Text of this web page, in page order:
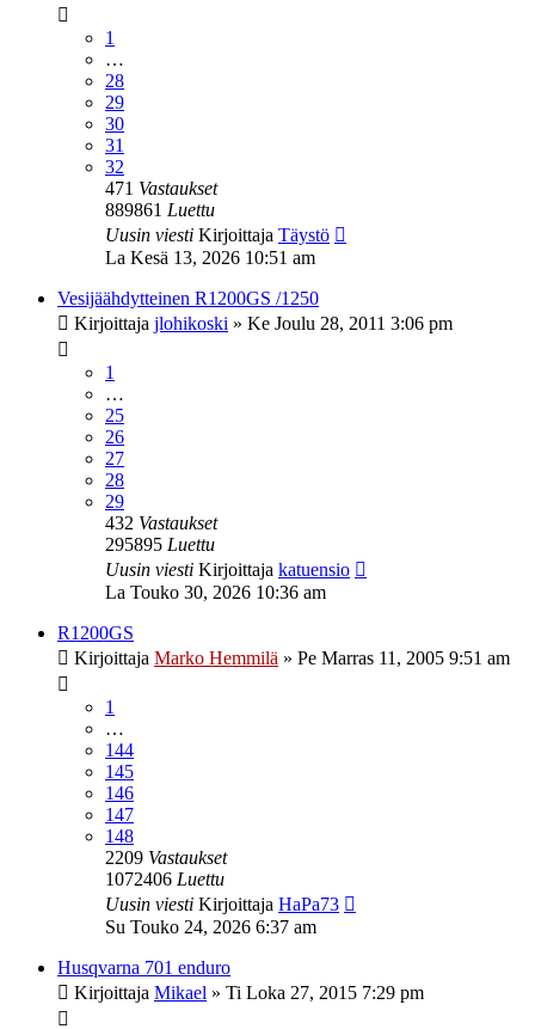
1
…
28
29
30
31
32
471 Vastaukset
889861 Luettu
Uusin viesti Kirjoittaja Täystö
La Kesä 13, 2026 10:51 am
Vesijäähdytteinen R1200GS /1250
Kirjoittaja jlohikoski » Ke Joulu 28, 2011 3:06 pm
1
…
25
26
27
28
29
432 Vastaukset
295895 Luettu
Uusin viesti Kirjoittaja katuensio
La Touko 30, 2026 10:36 am
R1200GS
Kirjoittaja Marko Hemmilä » Pe Marras 11, 2005 9:51 am
1
…
144
145
146
147
148
2209 Vastaukset
1072406 Luettu
Uusin viesti Kirjoittaja HaPa73
Su Touko 24, 2026 6:37 am
Husqvarna 701 enduro
Kirjoittaja Mikael » Ti Loka 27, 2015 7:29 pm